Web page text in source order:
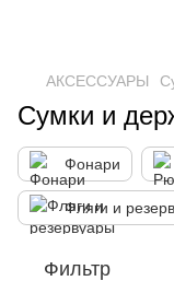
АКСЕССУАРЫ
Сумки и
Фонари
Фляги и
Фильтр